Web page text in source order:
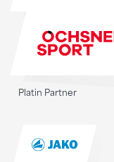
Platin Partner